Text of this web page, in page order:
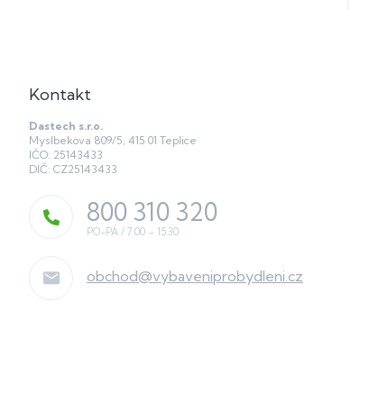
Kontakt
Dastech s.r.o.
Myslbekova 809/5, 415 01 Teplice
IČO: 25143433
DIČ: CZ25143433
obchod@vybaveniprobydleni.cz
800 310 320